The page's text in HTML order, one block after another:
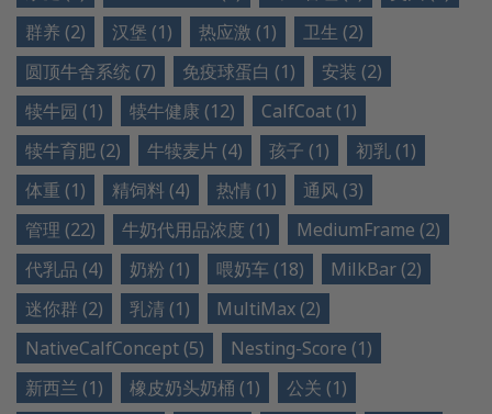
群养 (2)
汉堡 (1) 热应激 (1)
卫生 (2)
圆顶牛舍系统 (7)
免疫球蛋白 (1)
安装 (2)
犊牛园 (1)
犊牛健康 (12)
CalfCoat (1)
犊牛育肥 (2)
牛犊麦片 (4) 孩子 (1)
初乳 (1)
体重 (1)
精饲料 (4) 热情 (1)
通风 (3)
管理 (22)
牛奶代用品浓度 (1)
MediumFrame (2)
代乳品 (4)
奶粉 (1) 喂奶车 (18)
MilkBar (2)
迷你群 (2)
乳清 (1)
MultiMax (2)
NativeCalfConcept (5)
Nesting-Score (1)
新西兰 (1)
橡皮奶头奶桶 (1)
公关 (1)